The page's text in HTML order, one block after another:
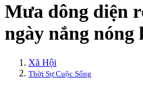
Mưa dông diện
ngày nắng nóng
Xã Hội
Thời Sự Cuộc Sống